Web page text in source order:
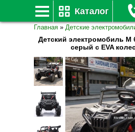
Каталог
Главная » Детские
Детский электромобиль M
серый с EVA